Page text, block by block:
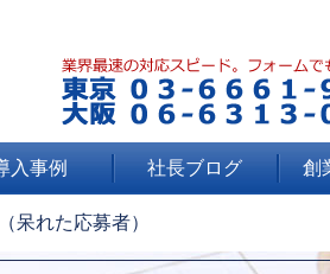
入事例 社長ブログ 創
呆れた応募者）